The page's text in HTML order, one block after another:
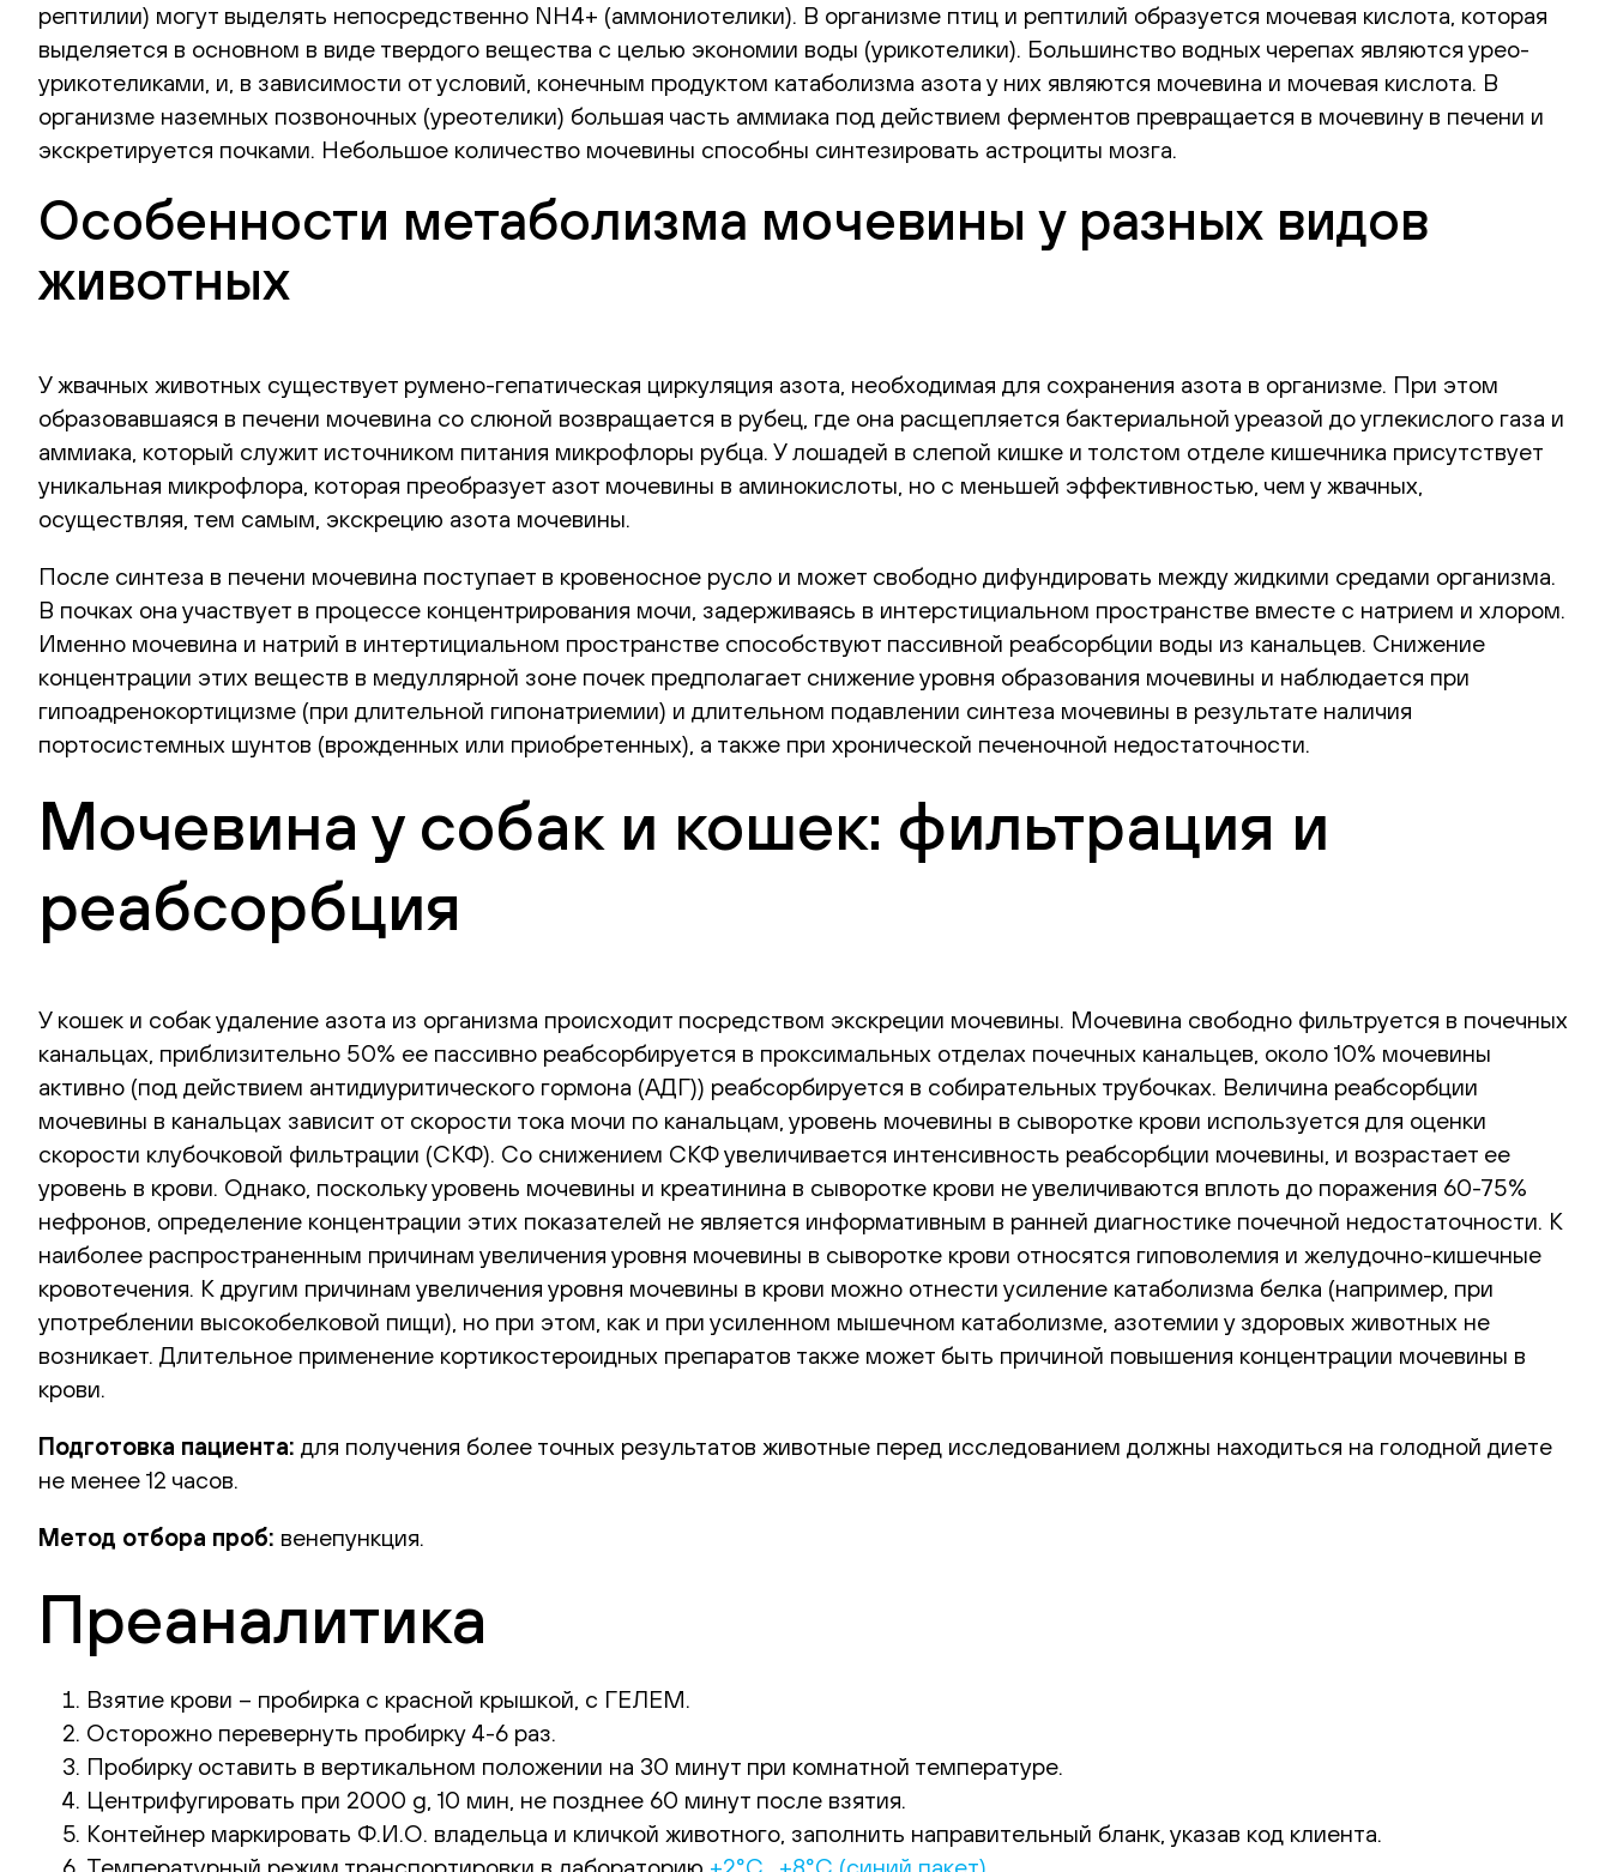
рептилии) могут выделять непосредственно NH4+ (аммониотелики). В организме птиц и рептилий образуется мочевая кислота, которая
выделяется в основном в виде твердого вещества с целью экономии воды (урикотелики). Большинство водных черепах являются урео-
урикотеликами, и, в зависимости от условий, конечным продуктом катаболизма азота у них являются мочевина и мочевая кислота. В
организме наземных позвоночных (уреотелики) большая часть аммиака под действием ферментов превращается в мочевину в печени и
экскретируется почками. Небольшое количество мочевины способны синтезировать астроциты мозга.
Особенности метаболизма мочевины у разных видов
животных
У жвачных животных существует румено-гепатическая циркуляция азота, необходимая для сохранения азота в организме. При этом
образовавшаяся в печени мочевина со слюной возвращается в рубец, где она расщепляется бактериальной уреазой до углекислого газа и
аммиака, который служит источником питания микрофлоры рубца. У лошадей в слепой кишке и толстом отделе кишечника присутствует
уникальная микрофлора, которая преобразует азот мочевины в аминокислоты, но с меньшей эффективностью, чем у жвачных,
осуществляя, тем самым, экскрецию азота мочевины.
После синтеза в печени мочевина поступает в кровеносное русло и может свободно дифундировать между жидкими средами организма.
В почках она участвует в процессе концентрирования мочи, задерживаясь в интерстициальном пространстве вместе с натрием и хлором.
Именно мочевина и натрий в интертициальном пространстве способствуют пассивной реабсорбции воды из канальцев. Снижение
концентрации этих веществ в медуллярной зоне почек предполагает снижение уровня образования мочевины и наблюдается при
гипоадренокортицизме (при длительной гипонатриемии) и длительном подавлении синтеза мочевины в результате наличия
портосистемных шунтов (врожденных или приобретенных), а также при хронической печеночной недостаточности.
Мочевина у собак и кошек: фильтрация и
реабсорбция
У кошек и собак удаление азота из организма происходит посредством экскреции мочевины. Мочевина свободно фильтруется в почечных
канальцах, приблизительно 50% ее пассивно реабсорбируется в проксимальных отделах почечных канальцев, около 10% мочевины
активно (под действием антидиуритического гормона (АДГ)) реабсорбируется в собирательных трубочках. Величина реабсорбции
мочевины в канальцах зависит от скорости тока мочи по канальцам, уровень мочевины в сыворотке крови используется для оценки
скорости клубочковой фильтрации (СКФ). Со снижением СКФ увеличивается интенсивность реабсорбции мочевины, и возрастает ее
уровень в крови. Однако, поскольку уровень мочевины и креатинина в сыворотке крови не увеличиваются вплоть до поражения 60-75%
нефронов, определение концентрации этих показателей не является информативным в ранней диагностике почечной недостаточности. К
наиболее распространенным причинам увеличения уровня мочевины в сыворотке крови относятся гиповолемия и желудочно-кишечные
кровотечения. К другим причинам увеличения уровня мочевины в крови можно отнести усиление катаболизма белка (например, при
употреблении высокобелковой пищи), но при этом, как и при усиленном мышечном катаболизме, азотемии у здоровых животных не
возникает. Длительное применение кортикостероидных препаратов также может быть причиной повышения концентрации мочевины в
крови.
Подготовка пациента: для получения более точных результатов животные перед исследованием должны находиться на голодной диете
не менее 12 часов.
Метод отбора проб: венепункция.
Преаналитика
Взятие крови – пробирка с красной крышкой, с ГЕЛЕМ.
Осторожно перевернуть пробирку 4-6 раз.
Пробирку оставить в вертикальном положении на 30 минут при комнатной температуре.
Центрифугировать при 2000 g, 10 мин, не позднее 60 минут после взятия.
Контейнер маркировать Ф.И.О. владельца и кличкой животного, заполнить направительный бланк, указав код клиента.